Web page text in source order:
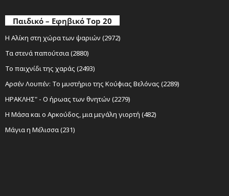
Παιδικό – Εφηβικό Top 20
Η Αλίκη στη χώρα των ψαριών (2972)
Τα στενά παπούτσια (2880)
Το παιχνίδι της χαράς (2493)
Αρσέν Λουπέν: Το μυστήριο της Κούφιας Βελόνας (2289)
ΗΡΑΚΛΗΣ" - Ο ήρωας των θνητών (2279)
Η Μάσα και ο Αρκούδος, μια μεγάλη γιορτή (482)
Μάγια η Μέλισσα (231)